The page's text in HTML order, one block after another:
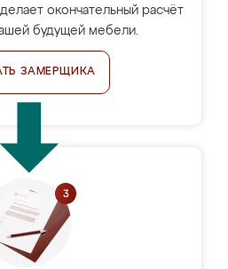
окончательный расчёт
будущей мебели.
ЗАМЕРЩИКА